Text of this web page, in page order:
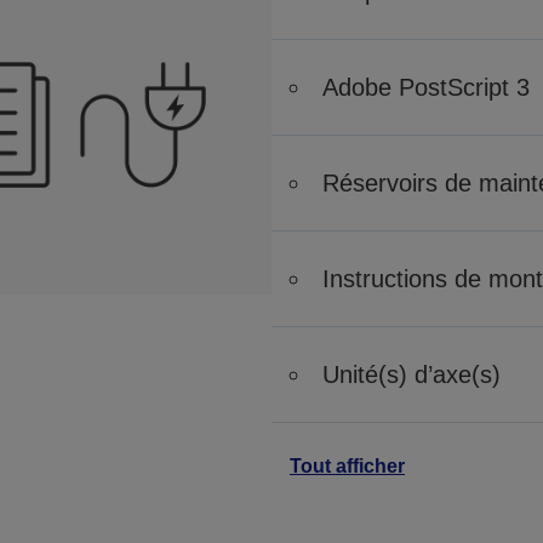
Adobe PostScript 3
Réservoirs de
Instructions de
Unité(s) d’axe(s)
Tout afficher